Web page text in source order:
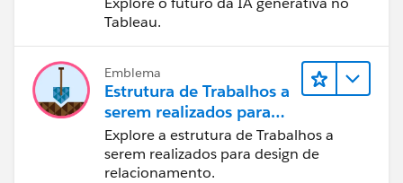
Tableau.
Emblema
Estrutura de Trabalhos a
serem realizados para
designers
Explore a estrutura de Trabalhos a
serem realizados para design de
relacionamento.